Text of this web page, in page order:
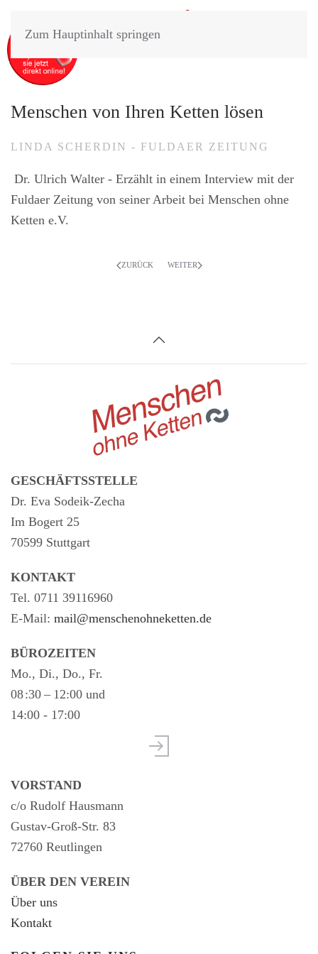
Zum Hauptinhalt springen
Menschen von Ihren Ketten lösen
LINDA SCHERDIN - FULDAER ZEITUNG
Dr. Ulrich Walter - Erzählt in einem Interview mit der
Fuldaer Zeitung von seiner Arbeit bei Menschen ohne
Ketten e.V.
ZURÜCK WEITER
GESCHÄFTSSTELLE
Dr. Eva Sodeik-Zecha
Im Bogert 25
70599 Stuttgart
KONTAKT
Tel. 0711 39116960
E-Mail: mail@menschenohneketten.de
BÜROZEITEN
Mo., Di., Do., Fr.
08 :30 – 12:00 und
14:00 - 17:00
VORSTAND
c/o Rudolf Hausmann
Gustav-Groß-Str. 83
72760 Reutlingen
ÜBER DEN VEREIN
Über uns
Kontakt